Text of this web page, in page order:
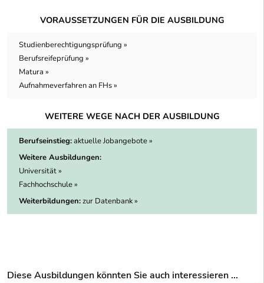
VORAUSSETZUNGEN FÜR DIE AUSBILDUNG
Studienberechtigungsprüfung »
Berufsreifeprüfung »
Matura »
Aufnahmeverfahren an FHs »
WEITERE WEGE NACH DER AUSBILDUNG
Berufseinstieg:aktuelle Jobangebote »
Weitere Ausbildungen:
Universität »
Fachhochschule »
Weiterbildungen:zur Datenbank »
Diese Ausbildungen könnten Sie auch interessieren ...